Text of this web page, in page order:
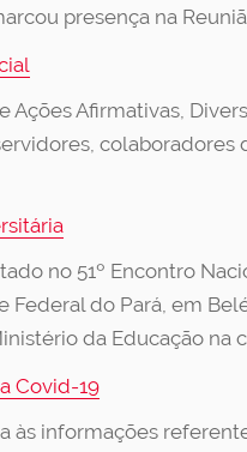
presença na
Afirmativas,
no 51º Encontro
Federal do Pará, em
da Educação na
Covid-19
informações